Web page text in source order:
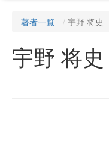
著者一覧 宇野 将史
宇野 将史